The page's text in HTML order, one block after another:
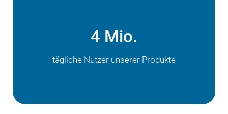
4 Mio.
tägliche Nutzer unserer Produkte